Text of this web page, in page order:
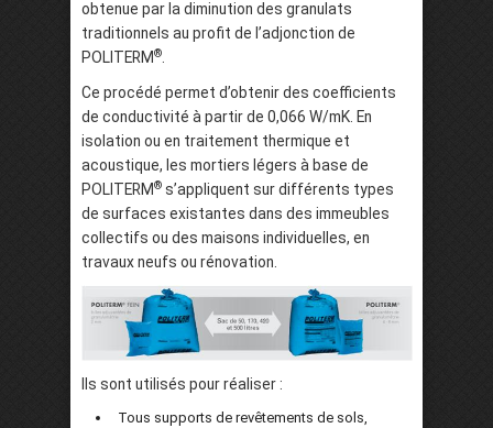
obtenue par la diminution des granulats
traditionnels au profit de l’adjonction de
POLITERM®
Ce procédé permet d’obtenir des coefficients
de conductivité à partir de 0,066 W/mK. En
isolation ou en traitement thermique et
acoustique, les mortiers légers à base de
POLITERM® s’appliquent sur différents types
de surfaces existantes dans des immeubles
collectifs ou des maisons individuelles, en
travaux neufs ou rénovation.
Ils sont utilisés pour réaliser :
Tous supports de revêtements de sols,